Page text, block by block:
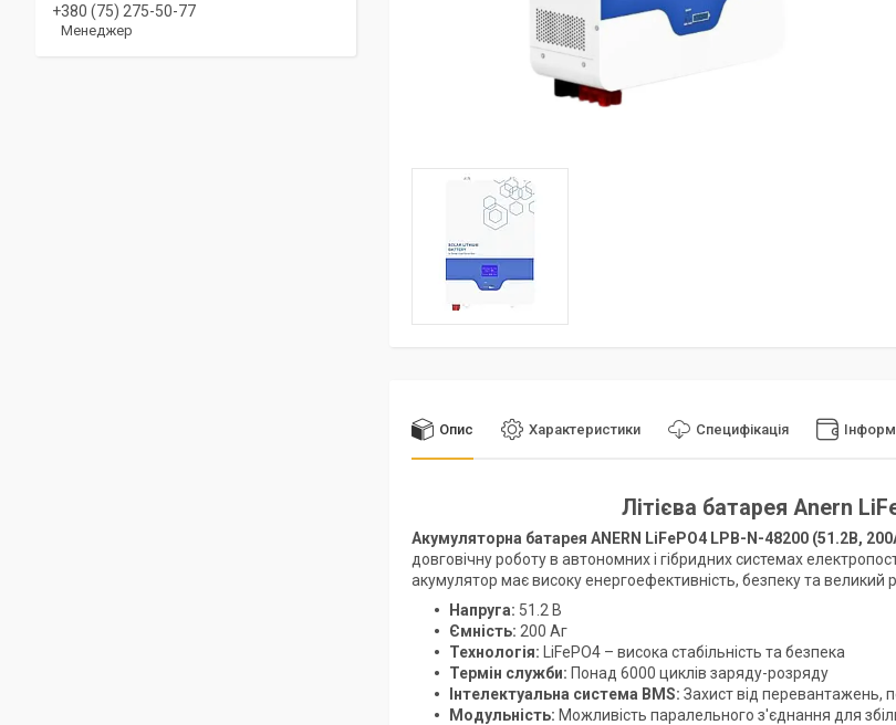
Опис Характеристики Специфікація
Літієва батарея Anern
Акумуляторна батарея ANERN LiFePO4 LPB-N-48200 (51.2В,
довговічну роботу в автономних і гібридних системах
акумулятор має високу енергоефективність, безпеку та великий
Напруга: 51.2 В
Ємність: 200 Аг
Технологія: LiFePO4 – висока стабільність та безпека
Термін служби: Понад 6000 циклів заряду-розряду
Інтелектуальна система BMS: Захист від перевантажень,
Модульність: Можливість паралельного з'єднання для
+380 (75) 275-50-77
Менеджер